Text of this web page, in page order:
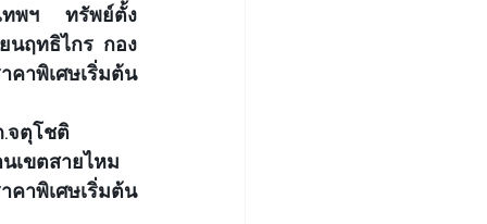
ฯ      ทรัพย์ตั้ง
นฤทธิไกร กอง
คาพิเศษเริ่มต้น
ติ) ถ.จตุโชติ
เขตสายไหม
าพิเศษเริ่มต้น